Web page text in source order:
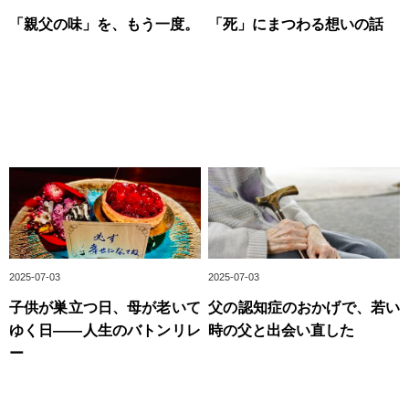
「親父の味」を、もう一度。 「死」にまつわる想いの話
2025-07-03
子供が巣立つ日、母が老いて
ゆく日――人生のバトンリレ
ー
2025-07-03
父の認知症のおかげで、若い
時の父と出会い直した